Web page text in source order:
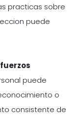
practicas sobre
puede
puede
o
consistente de